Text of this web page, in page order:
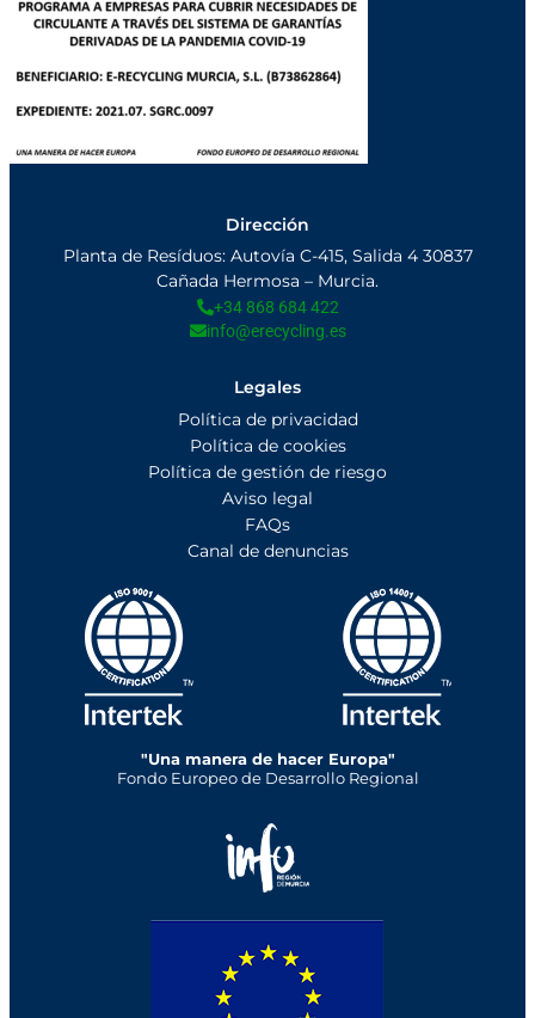
Dirección
Planta de Resíduos: Autovía C-415, Salida 4 30837
Cañada Hermosa – Murcia.
+34 868 684 422
info@erecycling.es
Legales
Política de privacidad
Política de cookies
Política de gestión de riesgo
Aviso legal
FAQs
Canal de denuncias
"Una manera de hacer Europa"
Fondo Europeo de Desarrollo Regional